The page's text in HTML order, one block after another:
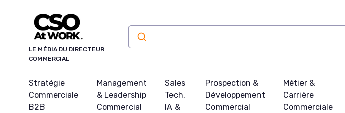
LE MÉDIA DU DIRECTEUR
COMMERCIAL
Stratégie
Commerciale
B2B
Management
& Leadership
Commercial
Sales
Tech,
IA &
Prospection &
Développement
Commercial
Métier &
Carrière
Commerciale